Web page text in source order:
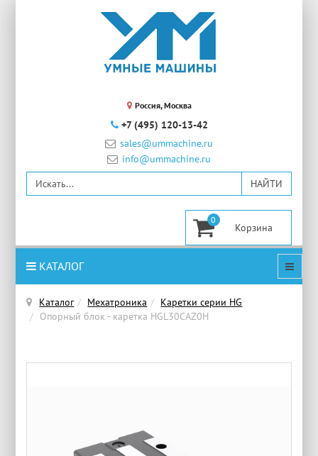
Россия, Москва
+7 (495) 120-13-42
sales@ummachine.ru
info@ummachine.ru
0
КАТАЛОГ
Каталог Мехатроника
Каретки серии HG
Опорный блок - каретка HGL30CAZ0H